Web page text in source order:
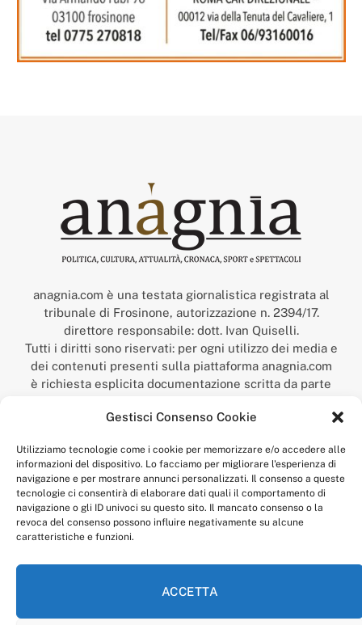
Gestisci Consenso Cookie
Utilizziamo tecnologie come i cookie per memorizzare e/o accedere alle
informazioni del dispositivo. Lo facciamo per migliorare l'esperienza di
navigazione e per mostrare annunci personalizzati. Il consenso a queste
tecnologie ci consentirà di elaborare dati quali il comportamento di
navigazione o gli ID univoci su questo sito. Il mancato consenso o la
revoca del consenso possono influire negativamente su alcune
caratteristiche e funzioni.
ACCETTA
anagnia.com è una testata giornalistica registrata al
tribunale di Frosinone, autorizzazione n. 2394/17.
direttore responsabile: dott. Ivan Quiselli.
Tutti i diritti sono riservati: per ogni utilizzo dei media e
dei contenuti presenti sulla piattaforma anagnia.com
è richiesta esplicita documentazione scritta da parte
“Anagnia” è un marchio registrato presso l’Ufficio Italiano
Economico,
num. registrazione: 302017000014044 del 9 febbraio 2017.
Per contatti:redazione@anagnia.com